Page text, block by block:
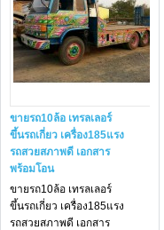
ขายรถ10ล้อ เทรลเลอร์
ขึ้นรถเกี่ยว เครื่อง185แรง
รถสวยสภาพดี เอกสาร
พร้อมโอน
ขายรถ10ล้อ เทรลเลอร์
ขึ้นรถเกี่ยว เครื่อง185แรง
รถสวยสภาพดี เอกสาร